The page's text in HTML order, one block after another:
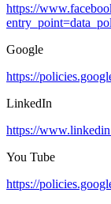
https://
Google
https://
LinkedIn
https://
You Tube
https://